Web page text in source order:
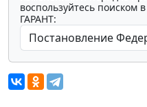
воспользуйтесь поиском
ГАРАНТ: